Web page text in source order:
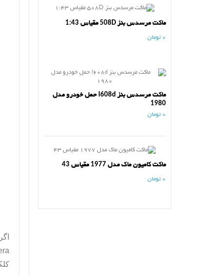
ماکت مرسدس بنز 508D مقیاس 1:43
0 تومان
ماکت مرسدس بنز l608d حمل خودرو مدل
1980
0 تومان
ماکت کامیون ماک مدل 1977 مقیاس 43
0 تومان